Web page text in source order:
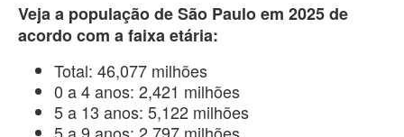
Veja a população de São Paulo em 2025 de
acordo com a faixa etária:
Total: 46,077 milhões
0 a 4 anos: 2,421 milhões
5 a 13 anos: 5,122 milhões